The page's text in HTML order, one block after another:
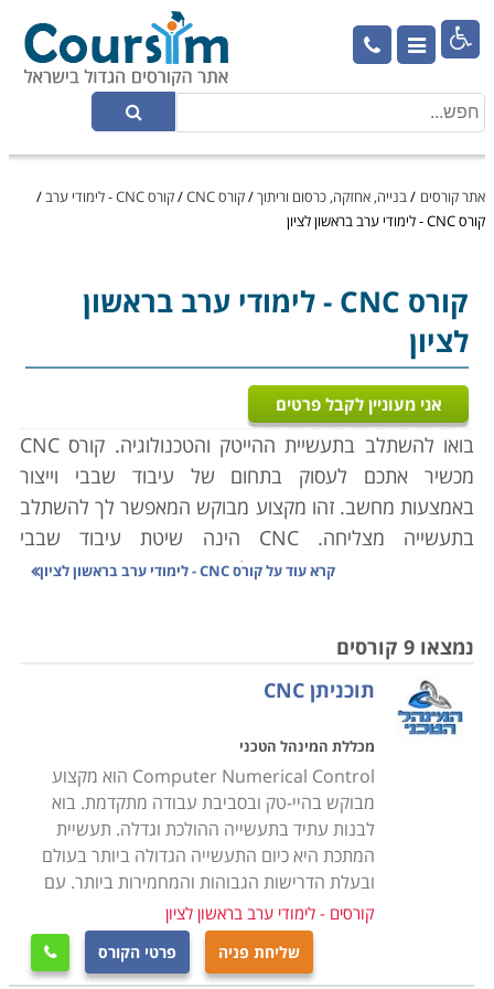

אתר קורסים /בנייה, אחזקה, כרסום וריתוך/קורס CNC /קורס CNC - לימודי ערב
/
קורס CNC - לימודי ערב בראשון לציון
קורס CNC
- לימודי ערב בראשון
לציון
אני מעוניין לקבל פרטים
בואו להשתלב בתעשיית ההייטק והטכנולוגיה. קורס CNC
מכשיר אתכם לעסוק בתחום של עיבוד שבבי וייצור
באמצעות מחשב. זהו מקצוע מבוקש המאפשר לך להשתלב
בתעשייה מצליחה. CNC
הינה שיטת עיבוד שבבי
ממוחשבת אשר מאפשרת לבצע כרסום, חריטה, כיפוף
בלתי אפשרית כלל. בנוסף מאפשר ה-
יחידות ללא השגחה, כאשר איכות החלקים המיוצרים נבדקת
באופן אוטומטי באמצעות חיישני לייזר
למה כדאי ללמוד קורס CNC
מכונות CNC מאפשרות לבצע בקלות, במהירות וברמת דיוק
גבוהה פעולות ייצור שדרשו בעבר תכנון ועבודה במשך
שעות, ונשאו תוצאות ברמת דיוק נמוכה עד בינונית. קחו
כדוגמא הליך של קדיחת בורות, קרי הליך אשר במסגרתו
אדם מפעיל באופן ידני מקדחה מיוחדת שנועדה לחצוב
קרא עוד עלקורס CNC - לימודי ערב בראשון לציון
נמצאו 9 קורסים
תוכניתן CNC
מכללת המינהל הטכני
Computer Numerical Control הוא מקצוע
מבוקש בהיי-טק ובסביבת עבודה מתקדמת. בוא
לבנות עתיד בתעשייה ההולכת וגדלה. תעשיית
המתכת היא כיום התעשייה הגדולה ביותר בעולם
ובעלת הדרישות הגבוהות והמחמירות ביותר. עם
קורסים - לימודי ערב בראשון לציון
שליחת פניה פרטי הקורס 